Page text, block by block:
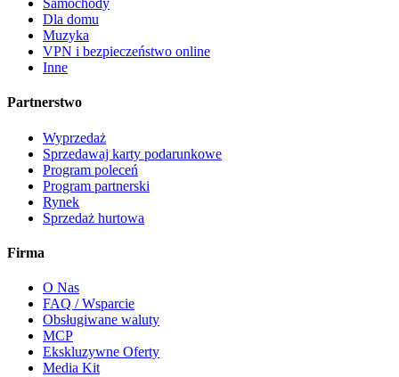
Samochody
Dla domu
Muzyka
VPN i bezpieczeństwo online
Inne
Partnerstwo
Wyprzedaż
Sprzedawaj karty podarunkowe
Program poleceń
Program partnerski
Rynek
Sprzedaż hurtowa
Firma
O Nas
FAQ / Wsparcie
Obsługiwane waluty
MCP
Ekskluzywne Oferty
Media Kit